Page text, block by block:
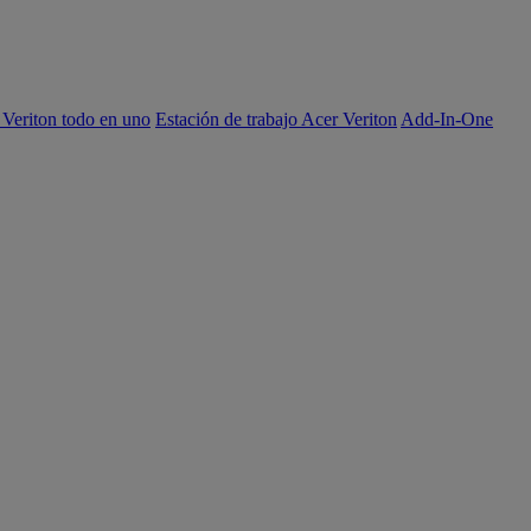
todo en uno Estación de trabajo Acer Veriton Add-In-One